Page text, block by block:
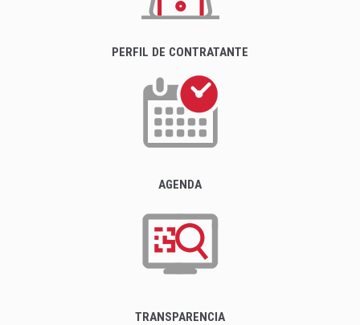
PERFIL DE CONTRATANTE
AGENDA
TRANSPARENCIA